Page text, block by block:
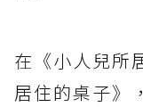
在《小人兒所
居住的桌子》